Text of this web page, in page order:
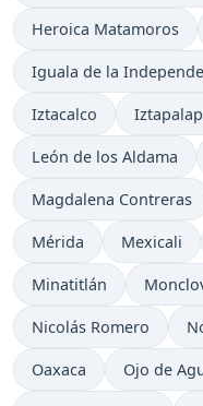
Heroica Matamoros
Iguala de la
Iztacalco
León de los Aldama
Magdalena Contreras
Mérida Mexicali
Minatitlán
Nicolás Romero
Oaxaca Ojo de